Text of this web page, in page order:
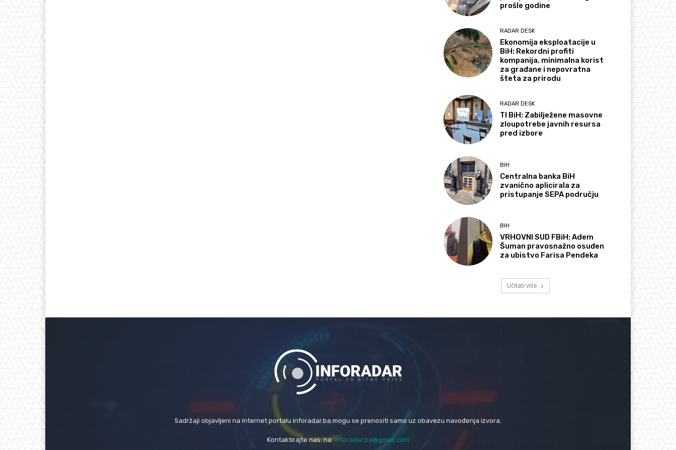
prošle godine
RADAR DESK
Ekonomija eksploatacije u
BiH: Rekordni profiti
kompanija, minimalna korist
za građane i nepovratna
šteta za prirodu
RADAR DESK
TI BiH: Zabilježene masovne
zloupotrebe javnih resursa
pred izbore
BIH
Centralna banka BiH
zvanično aplicirala za
pristupanje SEPA području
BIH
VRHOVNI SUD FBiH: Adem
Šuman pravosnažno osuđen
za ubistvo Farisa Pendeka
Učitati više
Sadržaji objavljeni na internet portalu inforadar.ba mogu se prenositi samo uz obavezu navođenja izvora.
Kontaktirajte nas: na:inforadar.ba@gmail.com